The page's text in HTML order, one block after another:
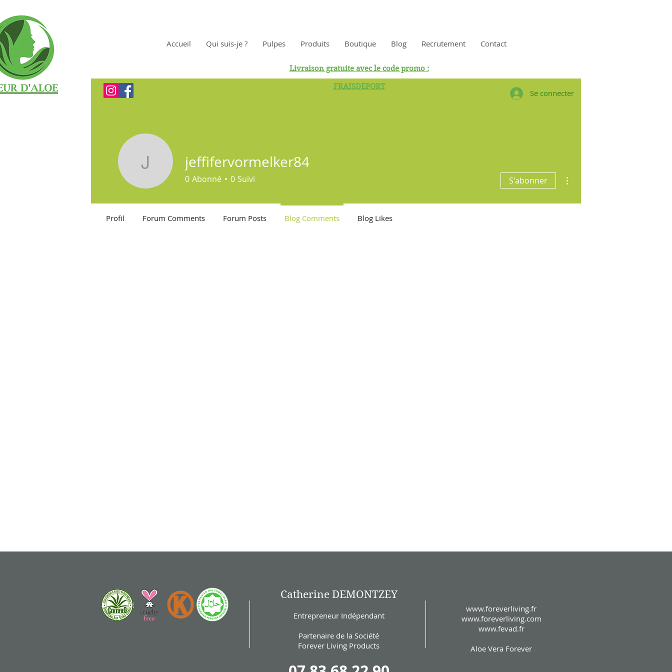
Accueil Qui suis-je ? Pulpes Produits Boutique Blog Recrutement Contact
Livraison gratuite avec le code promo :
FRAISDEPORT
Se connecter
jeffifervormelker84
jeffifervormelker84
0 Abonné 0 Suivi S'abonner
Profil Forum Comments Forum Posts Blog Comments Blog Likes
Catherine DEMONTZEY
Entrepreneur Indépendant
Partenaire de la Société
Forever Living Products
www.foreverliving.fr
www.foreverliving.com
www.fevad.fr
Aloe Vera Forever